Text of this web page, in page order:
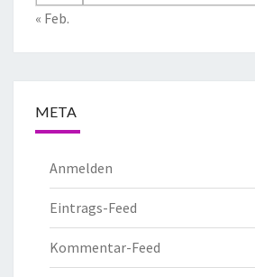
« Feb.
META
Anmelden
Eintrags-Feed
Kommentar-Feed